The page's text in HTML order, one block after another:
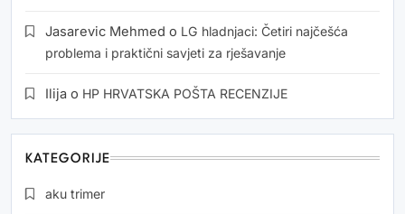
Jasarevic Mehmed o LG hladnjaci: Četiri najčešća
problema i praktični savjeti za rješavanje
Ilija o HP HRVATSKA POŠTA RECENZIJE
KATEGORIJE
aku trimer